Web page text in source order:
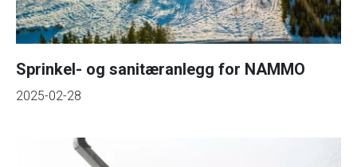
Sprinkel- og sanitæranlegg for NAMMO
2025-02-28